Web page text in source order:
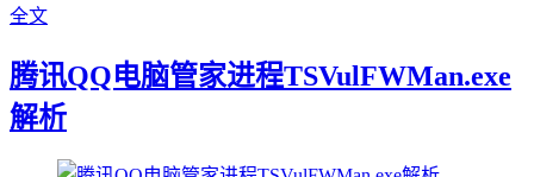
全文
腾讯QQ电脑管家进程TSVulFWMan.exe
解析